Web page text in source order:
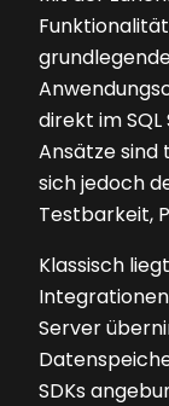
direkt im
Ansätze sind
sich jedoch
Testbarkeit,
Klassisch
Server
SDKs